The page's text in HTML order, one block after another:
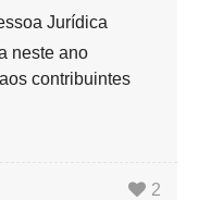
Jurídica
neste ano
contribuintes
2